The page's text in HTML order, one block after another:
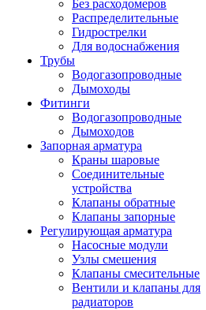
Без расходомеров
Распределительные
Гидрострелки
Для водоснабжения
Трубы
Водогазопроводные
Дымоходы
Фитинги
Водогазопроводные
Дымоходов
Запорная арматура
Краны шаровые
Соединительные
устройства
Клапаны обратные
Клапаны запорные
Регулирующая арматура
Насосные модули
Узлы смешения
Клапаны смесительные
Вентили и клапаны для
радиаторов